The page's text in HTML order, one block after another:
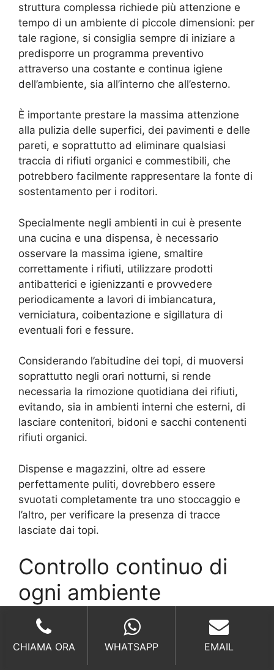
struttura complessa richiede più attenzione e
tempo di un ambiente di piccole dimensioni: per
tale ragione, si consiglia sempre di iniziare a
predisporre un programma preventivo
attraverso una costante e continua igiene
dell’ambiente, sia all’interno che all’esterno.
È importante prestare la massima attenzione
alla pulizia delle superfici, dei pavimenti e delle
pareti, e soprattutto ad eliminare qualsiasi
traccia di rifiuti organici e commestibili, che
potrebbero facilmente rappresentare la fonte di
sostentamento per i roditori.
Specialmente negli ambienti in cui è presente
una cucina e una dispensa, è necessario
osservare la massima igiene, smaltire
correttamente i rifiuti, utilizzare prodotti
antibatterici e igienizzanti e provvedere
periodicamente a lavori di imbiancatura,
verniciatura, coibentazione e sigillatura di
eventuali fori e fessure.
Considerando l’abitudine dei topi, di muoversi
soprattutto negli orari notturni, si rende
necessaria la rimozione quotidiana dei rifiuti,
evitando, sia in ambienti interni che esterni, di
lasciare contenitori, bidoni e sacchi contenenti
rifiuti organici.
Dispense e magazzini, oltre ad essere
perfettamente puliti, dovrebbero essere
svuotati completamente tra uno stoccaggio e
l’altro, per verificare la presenza di tracce
lasciate dai topi.
Controllo continuo di
ogni ambiente
Il controllo di una struttura, specialmente dopo
un’intervento di derattizzazione, dovrebbe
CHIAMA ORA WHATSAPP EMAIL